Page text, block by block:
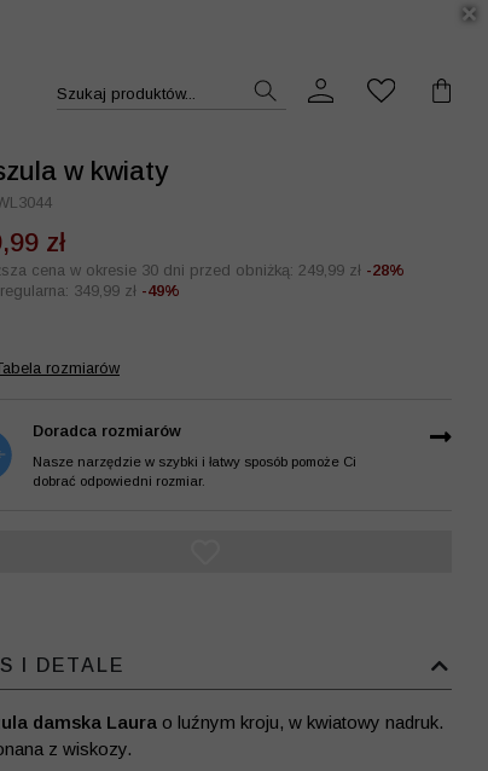
Szukaj produktów...
w kwiaty
zł
cena w okresie 30 dni przed obniżką: 249,99 zł -28%
349,99 zł -49%
rozmiarów
Doradca rozmiarów
Nasze narzędzie w szybki i łatwy sposób pomoże Ci
dobrać odpowiedni rozmiar.
I DETALE
damska Laura o luźnym kroju, w kwiatowy nadruk.
z wiskozy.